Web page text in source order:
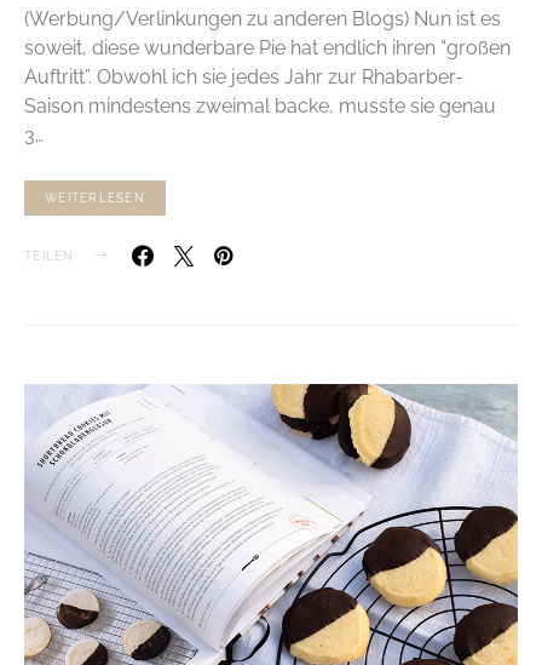
(Werbung/Verlinkungen zu anderen Blogs) Nun ist es
soweit, diese wunderbare Pie hat endlich ihren “großen
Auftritt”. Obwohl ich sie jedes Jahr zur Rhabarber-
Saison mindestens zweimal backe, musste sie genau
3…
WEITERLESEN
TEILEN